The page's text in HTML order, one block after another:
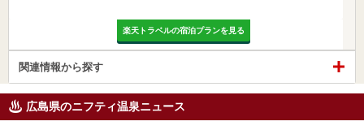
楽天トラベルの宿泊プランを見る
関連情報から探す
広島県のニフティ温泉ニュース